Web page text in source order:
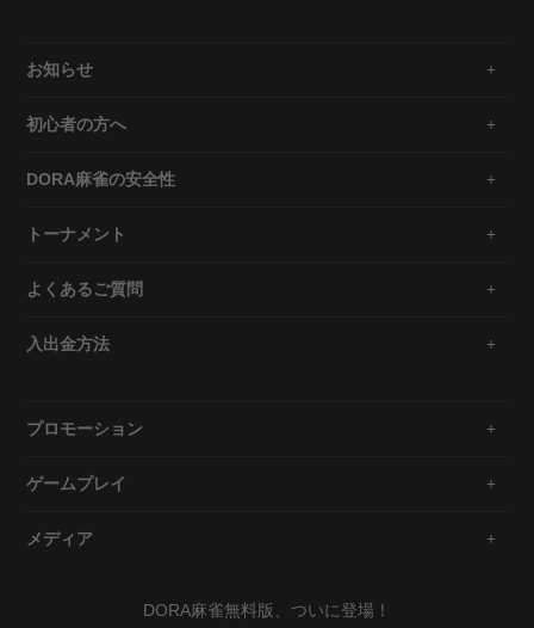
お知らせ
初心者の方へ
DORA麻雀の安全性
トーナメント
よくあるご質問
入出金方法
プロモーション
ゲームプレイ
メディア
DORA麻雀無料版、ついに登場！